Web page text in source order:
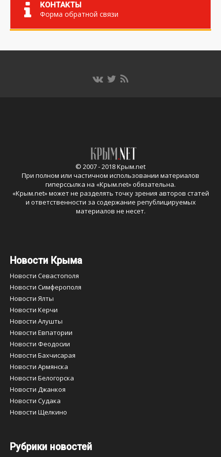
КОНТАКТЫ
Форма обратной связи
© 2007 - 2018 Крым.net
При полном или частичном использовании материалов
гиперссылка на «Крым.net» обязательна.
«Крым.net» может не разделять точку зрения авторов статей
и ответственности за содержание републицируемых
материалов не несет.
Новости Крыма
Новости Севастополя
Новости Симферополя
Новости Ялты
Новости Керчи
Новости Алушты
Новости Евпатории
Новости Феодосии
Новости Бахчисарая
Новости Армянска
Новости Белогорска
Новости Джанкоя
Новости Судака
Новости Щелкино
Рубрики новостей